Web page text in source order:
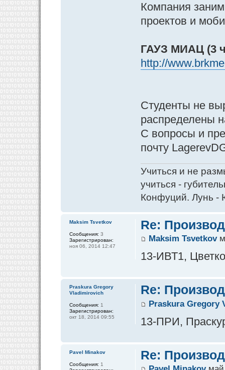
Компания
проектов и
ГАУЗ МИАЦ (3
http://
Студенты не
распределены
С вопросы и
почту
Учиться и не
учиться -
Конфуций. Лунь -
Re:
Maksim Tsvetkov
13-ИВТ1,
Maksim Tsvetkov
Сообщения: 3
Зарегистрирован:
ноя 06, 2014 12:47
Re:
Praskura Gregory
13-ПРИ,
Praskura Gregory
Vladimirovich
Сообщения: 1
Зарегистрирован:
окт 18, 2014 09:55
Re:
Pavel Minakov
Сообщения: 1